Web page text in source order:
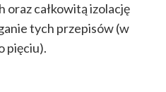
całkowitą izolację
tych przepisów (w
pięciu).